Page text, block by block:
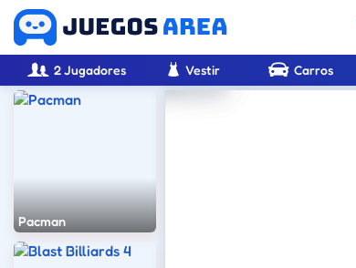
2 Jugadores Vestir Carros
Pacman